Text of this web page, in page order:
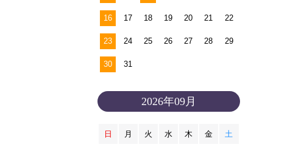
16 17 18 19 20 21 22
23 24 25 26 27 28 29
30 31
2026年09月
日 月 火 水 木 金 土